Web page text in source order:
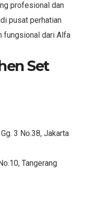
profesional dan
pusat perhatian
fungsional dari Alfa
Set
3 No.38, Jakarta
Tangerang